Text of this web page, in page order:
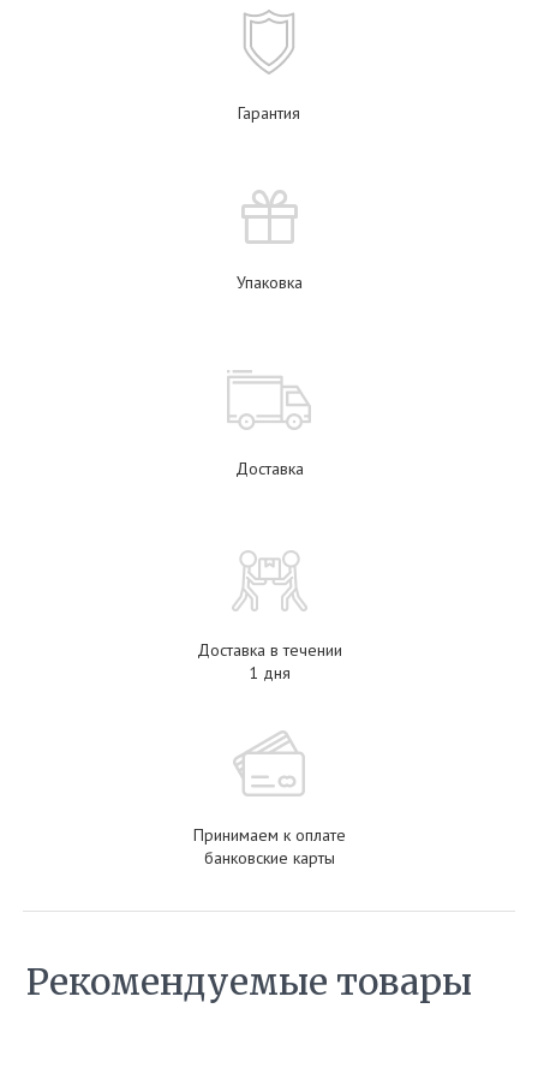
Гарантия
Упаковка
Доставка
Доставка в течении
1 дня
Принимаем к оплате
банковские карты
Рекомендуемые товары